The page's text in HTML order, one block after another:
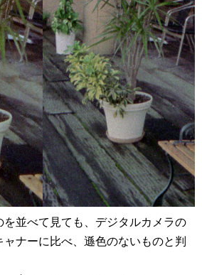
を並べて見ても、デジタルカメラの
ナーに比べ、遜色のないものと判